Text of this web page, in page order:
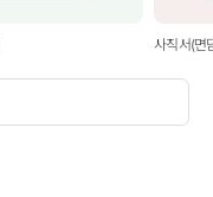
사직서(면